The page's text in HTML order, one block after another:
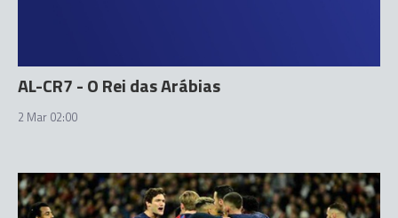
AL-CR7 - O Rei das Arábias
2 Mar 02:00